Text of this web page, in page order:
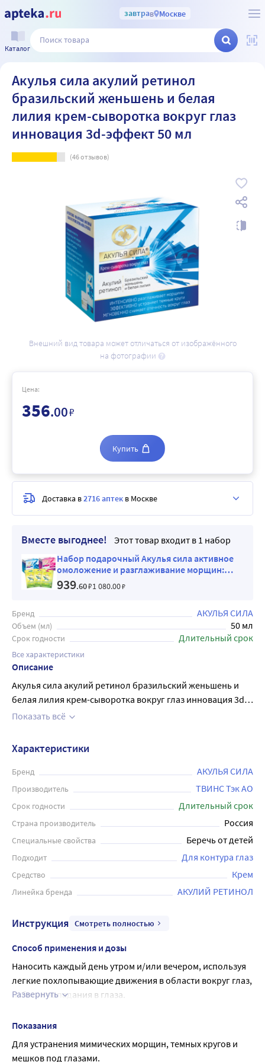
завтрав Москве
Каталог
Акулья сила акулий ретинол
бразильский женьшень и белая
лилия крем-сыворотка вокруг глаз
инновация 3d-эффект 50 мл
(46отзывов)
Внешний вид товара может отличаться от изображённого
на фотографии
Вместе выгоднее!
Этот товар входит в 1 набор
Набор подарочный Акулья сила активное
омоложение и разглаживание морщин:
Крем дневной + Крем вокруг глаз + 3 маски
939.60₽1 080.00₽
Бренд АКУЛЬЯ СИЛА
Объем (мл) 50 мл
Срок годности Длительный срок
Все характеристики
Описание
Акулья сила акулий ретинол бразильский женьшень и
белая лилия крем-сыворотка вокруг глаз инновация 3d-
эффект содержит инновационную формулу,
белой лилии. Акулий ретинол и морской коллаген
способствуют обновлению клеток и устранению
мимических морщин, регулируют гидробаланс кожи,
повышают ее упругость. Экстракты бразильского
женьшеня и белой лилии обеспечивают безупречный
уход за чувствительной кожей вокруг глаз, эффективно
действуя в трех направлениях: разглаживают морщинки
вокруг глаз, сокращают отечность и припухлость век,
устраняют темные круги и мешки под глазами. Крем-
сыворотка устраняет темные круги, снимает отечность и
припухлость век, глубоко питает, увлажняет и обновляет
кожу. Рекомендуется использовать совместно с масками
Показать всё
Цена:
356.00₽
Купить
Доставка в2716 аптек в Москве
Характеристики
Бренд АКУЛЬЯ СИЛА
Производитель ТВИНС Тэк АО
Срок годности Длительный срок
Страна производитель Россия
Специальные свойства Беречь от детей
Подходит Для контура глаз
Средство Крем
Линейка бренда АКУЛИЙ РЕТИНОЛ
Инструкция Смотреть полностью
Способ применения и дозы
Наносить каждый день утром и/или вечером, используя
легкие похлопывающие движения в области вокруг глаз,
избегая попадания в глаза.
«Акулья сила».
Развернуть
Показания
Для устранения мимических морщин, темных кругов и
мешков под глазами.